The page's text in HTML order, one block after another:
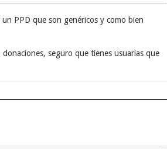
PPD que son genéricos y como bien
seguro que tienes usuarias que